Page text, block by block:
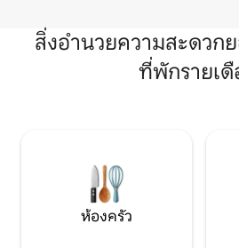
สิ่งอำนวยความสะดวก
ที่พักรายเ
ห้องครัว